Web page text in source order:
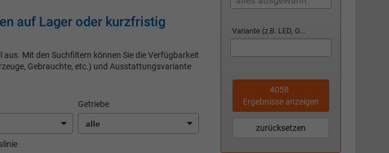
auf Lager oder kurzfristig
aus. Mit den Suchfiltern können Sie die Verfügbarkeit
Gebrauchte, etc.) und Ausstattungsvariante
Getriebe
Variante (z.B. LED, GTI, Facelift...)
4058
Ergebnisse anzeigen
zurücksetzen